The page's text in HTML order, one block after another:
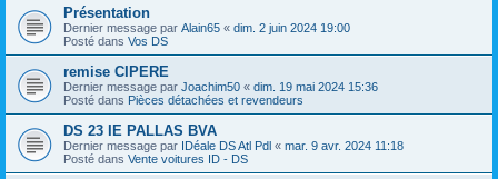
Présentation
Dernier message par Alain65 « dim. 2 juin 2024 19:00
Posté dans Vos DS
remise CIPERE
Dernier message par Joachim50 « dim. 19 mai 2024 15:36
Posté dans Pièces détachées et revendeurs
DS 23 IE PALLAS BVA
Dernier message par IDéale DS Atl Pdl « mar. 9 avr. 2024 11:18
Posté dans Vente voitures ID - DS